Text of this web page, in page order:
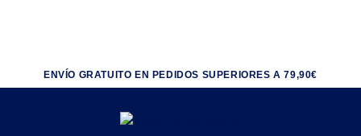
ENVÍO GRATUITO EN PEDIDOS SUPERIORES A 79,90€